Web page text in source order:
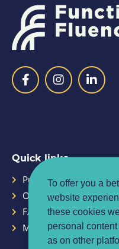
To offer you a
website
these cookies
personal
as on other
Quick links
Purpose
Our Team
FAQ
Media centre